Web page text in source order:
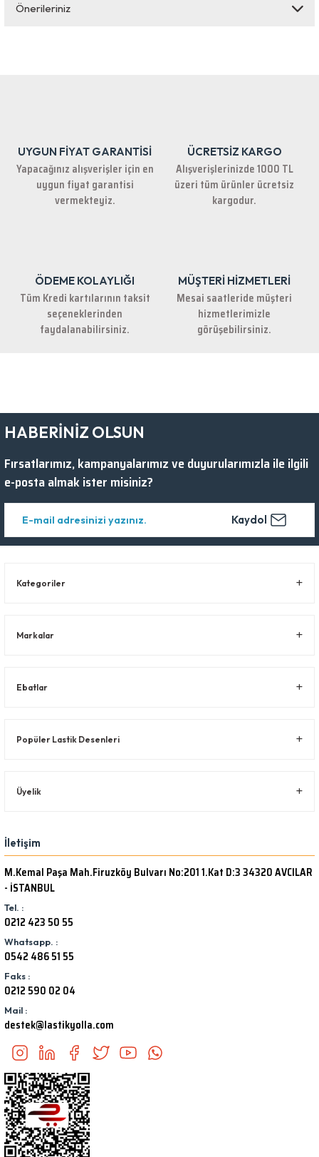
Önerileriniz
Ürün bilgilerinde hatalar bulunuyor.
Ürün fiyatı diğer sitelerden daha pahalı.
Bu ürüne benzer farklı alternatifler olmalı.
UYGUN FİYAT GARANTİSİ
Yapacağınız alışverişler için en
uygun fiyat garantisi
vermekteyiz.
ÜCRETSİZ KARGO
Alışverişlerinizde 1000 TL
üzeri tüm ürünler ücretsiz
kargodur.
ÖDEME KOLAYLIĞI
Tüm Kredi kartılarının taksit
seçeneklerinden
faydalanabilirsiniz.
MÜŞTERİ HİZMETLERİ
Mesai saatleride müşteri
hizmetlerimizle
görüşebilirsiniz.
HABERİNİZ OLSUN
Fırsatlarımız, kampanyalarımız ve duyurularımızla ile ilgili
e-posta almak ister misiniz?
Kaydol
Kategoriler
Markalar
Ebatlar
Popüler Lastik Desenleri
Üyelik
İletişim
M.Kemal Paşa Mah.Firuzköy Bulvarı No:201 1.Kat D:3 34320 AVCILAR
- İSTANBUL
Tel. :
0212 423 50 55
Whatsapp. :
0542 486 51 55
Faks :
0212 590 02 04
Mail :
destek@lastikyolla.com